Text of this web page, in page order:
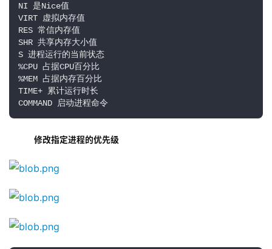
NI 是Nice值
VIRT 虚拟内存值
RES 常信内存值
SHR 共享内存大小值
S 进程运行的当前状态
%CPU 占据CPU百分比
%MEM 占据内存百分比
TIME+ 累计运行时长
COMMAND 启动进程命令
修改指定进程的优先级